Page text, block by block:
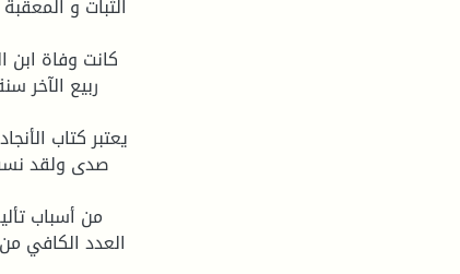
الثبات و
صدى ولقد
العدد الكافي